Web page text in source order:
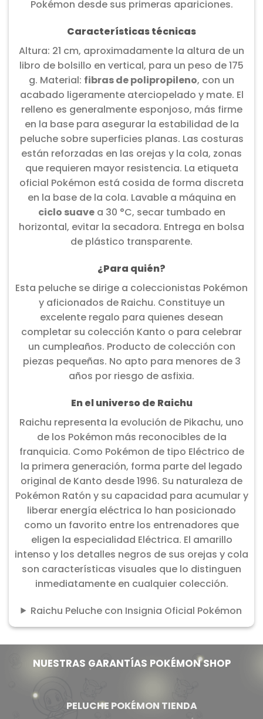
Pokémon desde sus primeras apariciones.
Características técnicas
Altura: 21 cm, aproximadamente la altura de un
libro de bolsillo en vertical, para un peso de 175
g. Material: fibras de polipropileno, con un
acabado ligeramente aterciopelado y mate. El
relleno es generalmente esponjoso, más firme
en la base para asegurar la estabilidad de la
peluche sobre superficies planas. Las costuras
están reforzadas en las orejas y la cola, zonas
que requieren mayor resistencia. La etiqueta
oficial Pokémon está cosida de forma discreta
en la base de la cola. Lavable a máquina en
ciclo suavea 30 °C, secar tumbado en
horizontal, evitar la secadora. Entrega en bolsa
de plástico transparente.
¿Para quién?
Esta peluche se dirige a coleccionistas Pokémon
y aficionados de Raichu. Constituye un
excelente regalo para quienes desean
completar su colección Kanto o para celebrar
un cumpleaños. Producto de colección con
piezas pequeñas. No apto para menores de 3
años por riesgo de asfixia.
En el universo de Raichu
Raichu representa la evolución de Pikachu, uno
de los Pokémon más reconocibles de la
franquicia. Como Pokémon de tipo Eléctrico de
la primera generación, forma parte del legado
original de Kanto desde 1996. Su naturaleza de
Pokémon Ratón y su capacidad para acumular y
liberar energía eléctrica lo han posicionado
como un favorito entre los entrenadores que
eligen la especialidad Eléctrica. El amarillo
intenso y los detalles negros de sus orejas y cola
son características visuales que lo distinguen
inmediatamente en cualquier colección.
Raichu Peluche con Insignia Oficial Pokémon
NUESTRAS GARANTÍAS POKÉMON SHOP
PELUCHE POKÉMON TIENDA